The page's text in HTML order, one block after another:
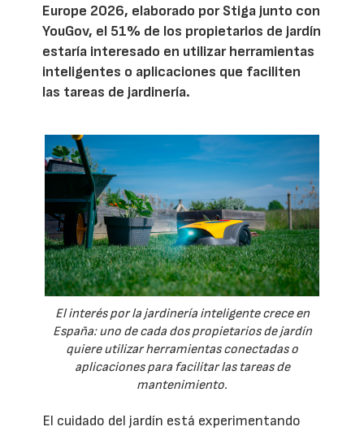
Europe 2026, elaborado por Stiga junto con
YouGov, el 51% de los propietarios de jardín
estaría interesado en utilizar herramientas
inteligentes o aplicaciones que faciliten
las tareas de jardinería.
El interés por la jardinería inteligente crece en
España: uno de cada dos propietarios de jardín
quiere utilizar herramientas conectadas o
aplicaciones para facilitar las tareas de
mantenimiento.
El cuidado del jardín está experimentando